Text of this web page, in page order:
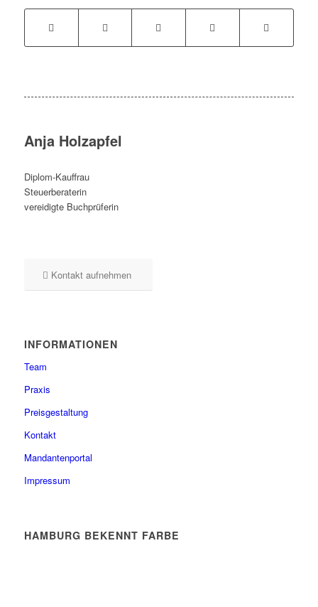
Anja Holzapfel
Diplom-Kauffrau
Steuerberaterin
vereidigte Buchprüferin
Kontakt aufnehmen
INFORMATIONEN
Team
Praxis
Preisgestaltung
Kontakt
Mandantenportal
Impressum
HAMBURG BEKENNT FARBE